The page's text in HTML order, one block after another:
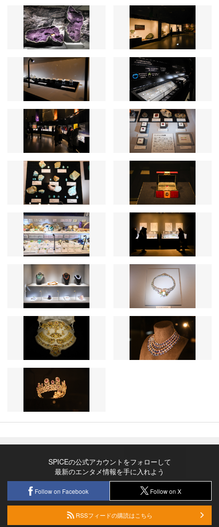
SPICEの公式アカウントをフォローして
最新のエンタメ情報を手に入れよう
Follow on Facebook Follow on X
RSSフィードの購読はこちら